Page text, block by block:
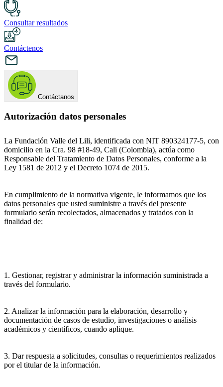
Consultar resultados
Contáctenos
Contáctanos
Autorización datos personales
La Fundación Valle del Lili, identificada con NIT 890324177-5, con
domicilio en la Cra. 98 #18-49, Cali (Colombia), actúa como
Responsable del Tratamiento de Datos Personales, conforme a la
Ley 1581 de 2012 y el Decreto 1074 de 2015.
En cumplimiento de la normativa vigente, le informamos que los
datos personales que usted suministre a través del presente
formulario serán recolectados, almacenados y tratados con la
finalidad de:
1. Gestionar, registrar y administrar la información suministrada a
través del formulario.
2. Analizar la información para la elaboración, desarrollo y
documentación de casos de estudio, investigaciones o análisis
académicos y científicos, cuando aplique.
3. Dar respuesta a solicitudes, consultas o requerimientos realizados
por el titular de la información.